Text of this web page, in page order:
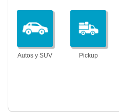
Autos y SUV Pickup